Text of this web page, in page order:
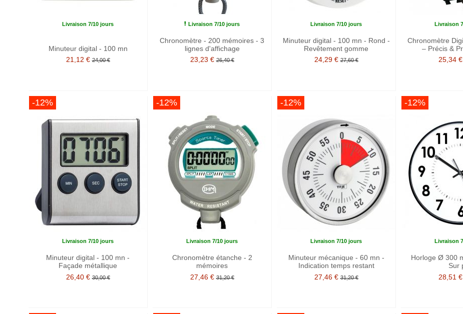
Livraison 7/10 jours
Minuteur digital - 100 mn
21,12 € 24,00 €
Livraison 7/10 jours
Chronomètre - 200 mémoires - 3
lignes d'affichage
23,23 € 26,40 €
Livraison 7/10 jours
Minuteur digital - 100 mn - Rond -
Revêtement gomme
24,29 € 27,60 €
Livraison
Chronomètre
– Précis &
25,34 €
-12%
Livraison 7/10 jours
Minuteur digital - 100 mn -
Façade métallique
26,40 € 30,00 €
-12%
Livraison 7/10 jours
Chronomètre étanche - 2
mémoires
27,46 € 31,20 €
-12%
Livraison 7/10 jours
Minuteur mécanique - 60 mn -
Indication temps restant
27,46 € 31,20 €
-12%
Livraison
Horloge Ø 300
Sur
28,51 €